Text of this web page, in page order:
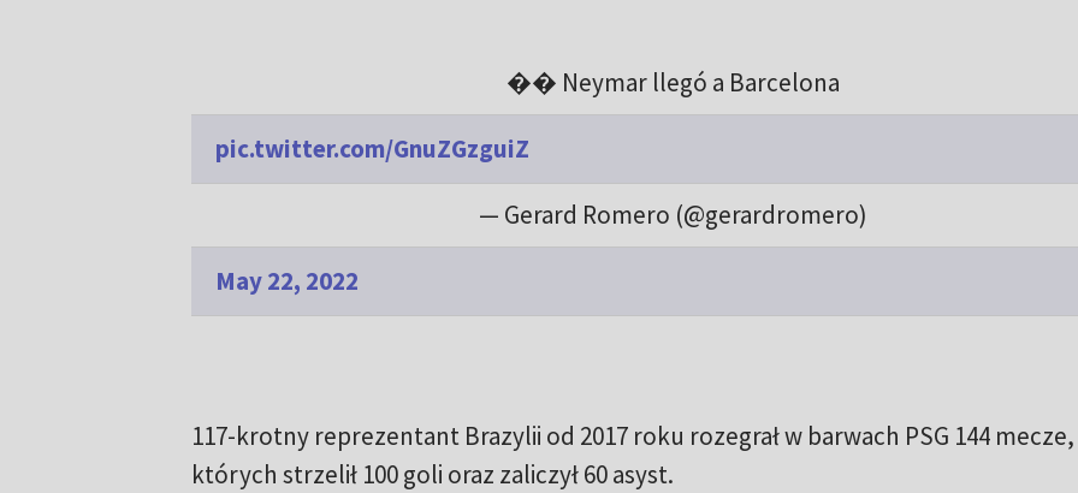
�� Neymar llegó a Barcelona
pic.twitter.com/GnuZGzguiZ
— Gerard Romero (@gerardromero)
May 22, 2022
117-krotny reprezentant Brazylii od 2017 roku rozegrał w barwach PSG 144
których strzelił 100 goli oraz zaliczył 60 asyst.